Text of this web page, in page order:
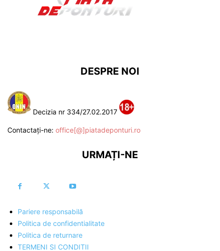
DESPRE NOI
Decizia nr 334/27.02.2017
Contactați-ne: office[@]piatadeponturi.ro
URMAȚI-NE
Pariere responsabilă
Politica de confidentialitate
Politica de returnare
TERMENI SI CONDITII